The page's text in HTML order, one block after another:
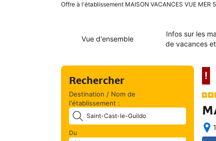
Offre à l'établissement MAISON VACANCES VUE
Vue d'ensemble
Infos sur les
de vacances
Rechercher
Destination / Nom de
l'établissement :
Du
!